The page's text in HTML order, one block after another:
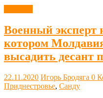
Военный эксперт
котором
высадить десант
22.11.2020 Игорь Бродяга 0
Приднестровье, Санду